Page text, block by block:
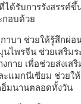
ด้รับการรังสรร
กอบด้วย
บา ช่วยให้รู้สึกผ่
นไพรจีน ช่วยเสริ
าย เพื่อช่วยส่งเส
แมกนีเซียม ช่วย
อิ่มนานตลอดทั้งวัน